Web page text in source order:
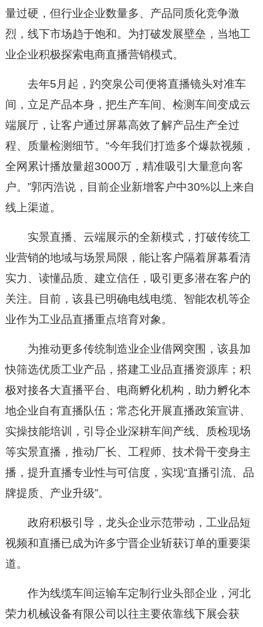
量过硬，但行业企业数量多、产品同质化竞争激
烈，线下市场趋于饱和。为打破发展壁垒，当地工
业企业积极探索电商直播营销模式。
去年5月起，趵突泉公司便将直播镜头对准车
间，立足产品本身，把生产车间、检测车间变成云
端展厅，让客户通过屏幕高效了解产品生产全过
程、质量检测细节。“今年我们打造多个爆款视频，
全网累计播放量超3000万，精准吸引大量意向客
户。”郭丙浩说，目前企业新增客户中30%以上来自
线上渠道。
实景直播、云端展示的全新模式，打破传统工
业营销的地域与场景局限，能让客户隔着屏幕看清
实力、读懂品质、建立信任，吸引更多潜在客户的
关注。目前，该县已明确电线电缆、智能农机等企
业作为工业品直播重点培育对象。
为推动更多传统制造业企业借网突围，该县加
快筛选优质工业产品，搭建工业品直播资源库；积
极对接各大直播平台、电商孵化机构，助力孵化本
地企业自有直播队伍；常态化开展直播政策宣讲、
实操技能培训，引导企业深耕车间产线、质检现场
等实景直播，推动厂长、工程师、技术骨干变身主
播，提升直播专业性与可信度，实现“直播引流、品
牌提质、产业升级”。
政府积极引导，龙头企业示范带动，工业品短
视频和直播已成为许多宁晋企业斩获订单的重要渠
道。
作为线缆车间运输车定制行业头部企业，河北
荣力机械设备有限公司以往主要依靠线下展会获